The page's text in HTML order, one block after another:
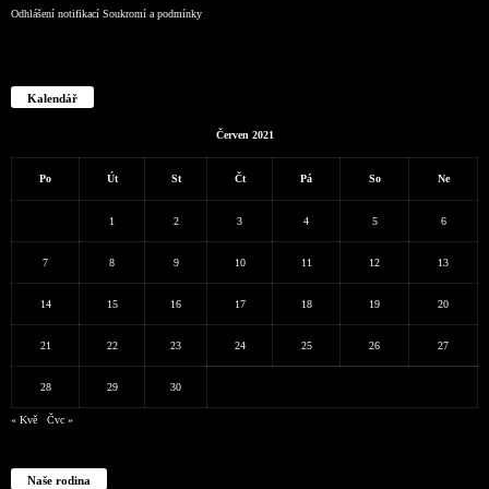
Odhlášení notifikací Soukromí a podmínky
Kalendář
Červen 2021
Po Út St Čt Pá So Ne
1 2 3 4 5 6
7 8 9 10 11 12 13
14 15 16 17 18 19 20
21 22 23 24 25 26 27
28 29 30
« Kvě Čvc »
Naše rodina